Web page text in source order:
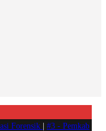
Forensik #3 - Pemkab